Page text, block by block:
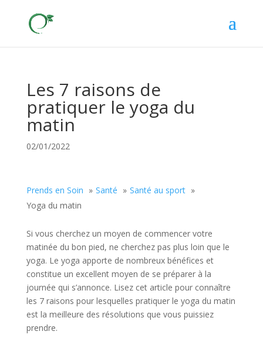
Les 7 raisons de
pratiquer le yoga du
matin
02/01/2022
Prends en Soin Santé
Santé au sport
Yoga du matin
Si vous cherchez un moyen de commencer votre
matinée du bon pied, ne cherchez pas plus loin que le
yoga. Le yoga apporte de nombreux bénéfices et
constitue un excellent moyen de se préparer à la
journée qui s’annonce. Lisez cet article pour connaître
les 7 raisons pour lesquelles pratiquer le yoga du matin
est la meilleure des résolutions que vous puissiez
prendre.